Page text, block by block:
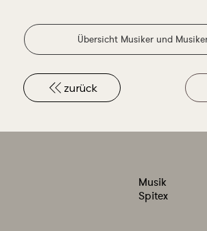
zurück
Übersicht Musiker und
Musik
Spitex